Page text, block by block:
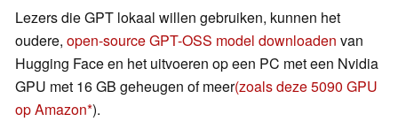
Lezers die GPT lokaal willen gebruiken, kunnen het
oudere, open-source GPT-OSS model downloaden van
Hugging Face en het uitvoeren op een PC met een Nvidia
GPU met 16 GB geheugen of meer(zoals deze 5090 GPU
op Amazon ).